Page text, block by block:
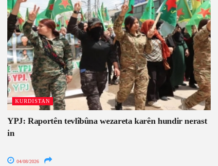
KURDISTAN
YPJ: Raportên tevlîbûna wezareta karên hundir nerast
in
04/08/2026